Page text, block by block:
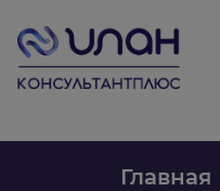
Главная